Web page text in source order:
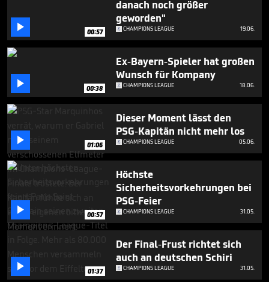
seconds
 00:57
danach noch größer
geworden"
CHAMPIONS LEAGUE 19.06.
 00:38
Ex-Bayern-Spieler hat großen
Wunsch für Kompany
CHAMPIONS LEAGUE 18.06.
 01:06
Dieser Moment lässt den
PSG-Kapitän nicht mehr los
CHAMPIONS LEAGUE 05.06.
 00:57
Höchste
Sicherheitsvorkehrungen bei
PSG-Feier
CHAMPIONS LEAGUE 31.05.
 01:37
Der Final-Frust richtet sich
auch an deutschen Schiri
CHAMPIONS LEAGUE 31.05.